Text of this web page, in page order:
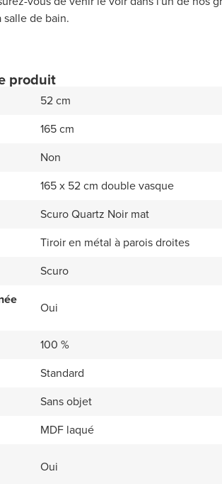
de bain.
produit
52 cm
165 cm
Non
165 x 52 cm double vasque
Scuro Quartz Noir mat
Tiroir en métal à parois droites
Scuro
Oui
100 %
Standard
Sans objet
MDF laqué
Oui